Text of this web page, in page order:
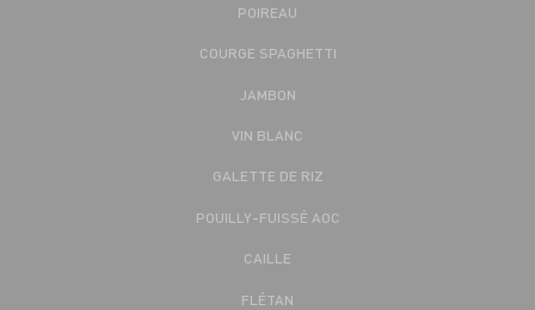
POIREAU
COURGE SPAGHETTI
JAMBON
VIN BLANC
GALETTE DE RIZ
POUILLY-FUISSÉ AOC
CAILLE
FLÉTAN